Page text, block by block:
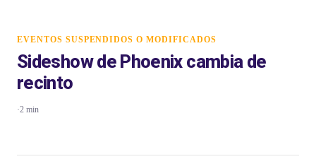
EVENTOS SUSPENDIDOS O MODIFICADOS
Sideshow de Phoenix cambia de
recinto
·2 min